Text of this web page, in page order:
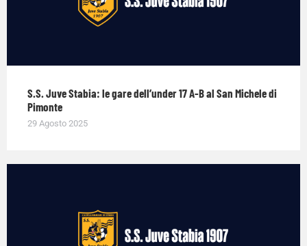
S.S. Juve Stabia: le gare dell’under 17 A-B al San Michele di
Pimonte
29 Agosto 2025